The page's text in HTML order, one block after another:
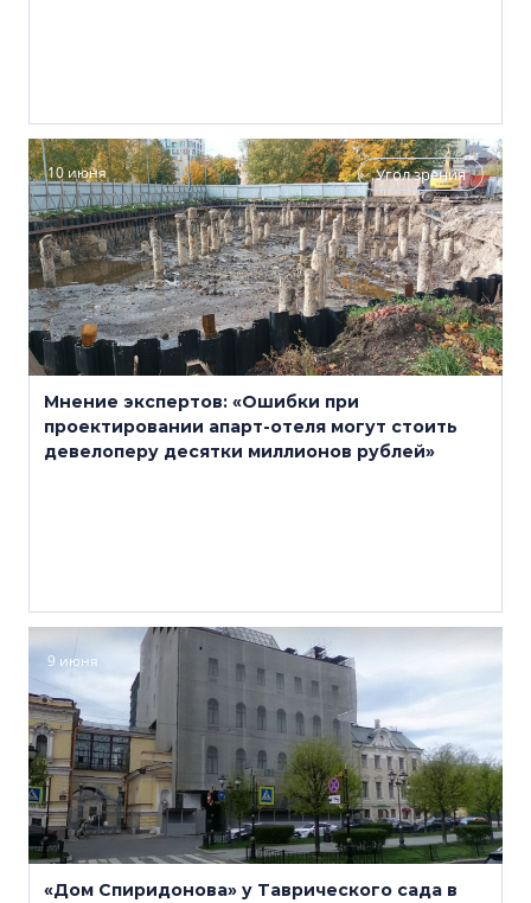
10 июня Угол зрения
Мнение экспертов: «Ошибки при
проектировании апарт-отеля могут стоить
девелоперу десятки миллионов рублей»
9 июня
«Дом Спиридонова» у Таврического сада в